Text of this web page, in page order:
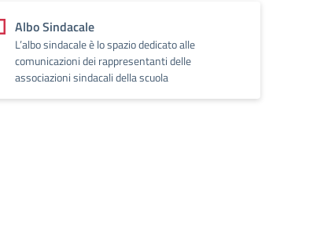
Albo Sindacale
L’albo sindacale è lo spazio dedicato alle
comunicazioni dei rappresentanti delle
associazioni sindacali della scuola